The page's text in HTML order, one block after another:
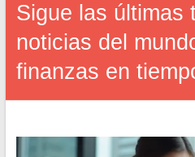
Sigue las últimas
noticias del
finanzas en